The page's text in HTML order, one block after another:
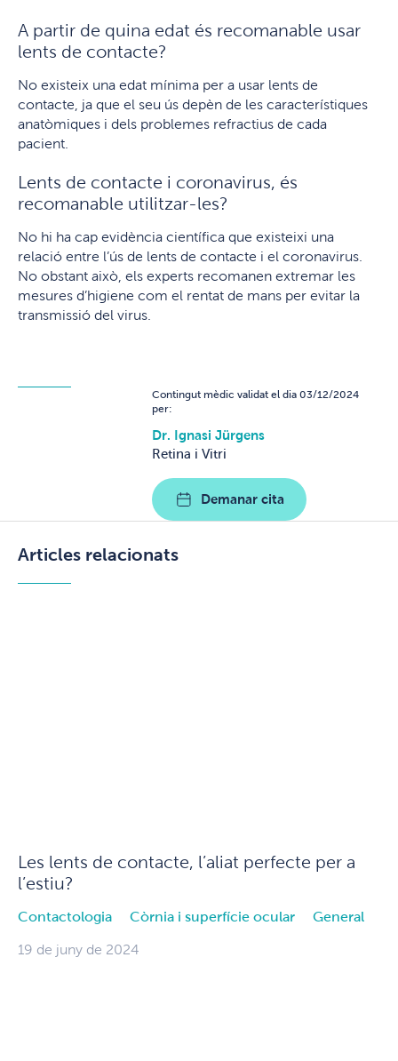
A partir de quina edat és recomanable usar
lents de contacte?
No existeix una edat mínima per a usar lents de
contacte, ja que el seu ús depèn de les característiques
anatòmiques i dels problemes refractius de cada
pacient.
Lents de contacte i coronavirus, és
recomanable utilitzar-les?
No hi ha cap evidència científica que existeixi una
relació entre l’ús de lents de contacte i el coronavirus.
No obstant això, els experts recomanen extremar les
mesures d’higiene com el rentat de mans per evitar la
transmissió del virus.
Contingut mèdic validat el dia 03/12/2024
per:
Dr. Ignasi Jürgens
Retina i Vitri
Demanar cita
Articles relacionats
Les lents de contacte, l’aliat perfecte per a
l’estiu?
Contactologia Còrnia i superfície ocular General
19 de juny de 2024